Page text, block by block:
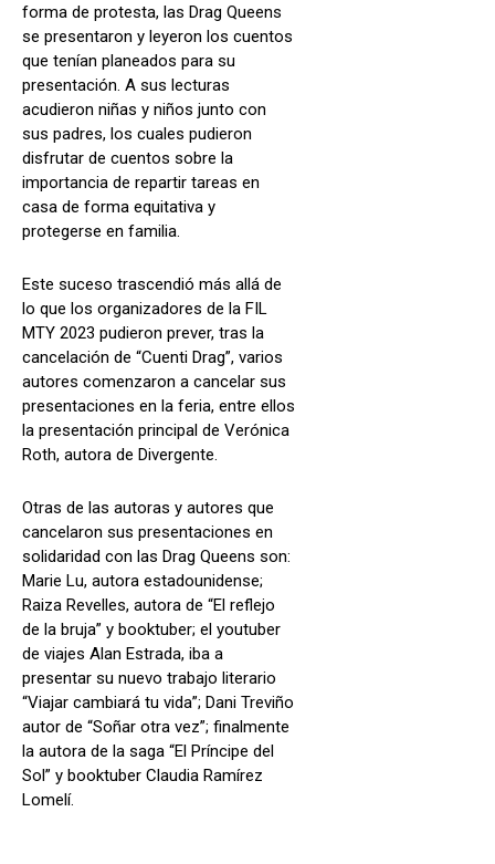
forma de protesta, las Drag Queens
se presentaron y leyeron los cuentos
que tenían planeados para su
presentación. A sus lecturas
acudieron niñas y niños junto con
sus padres, los cuales pudieron
disfrutar de cuentos sobre la
importancia de repartir tareas en
casa de forma equitativa y
protegerse en familia.
Este suceso trascendió más allá de
lo que los organizadores de la FIL
MTY 2023 pudieron prever, tras la
cancelación de “Cuenti Drag”, varios
autores comenzaron a cancelar sus
presentaciones en la feria, entre ellos
la presentación principal de Verónica
Roth, autora de Divergente.
Otras de las autoras y autores que
cancelaron sus presentaciones en
solidaridad con las Drag Queens son:
Marie Lu, autora estadounidense;
Raiza Revelles, autora de “El reflejo
de la bruja” y booktuber; el youtuber
de viajes Alan Estrada, iba a
presentar su nuevo trabajo literario
“Viajar cambiará tu vida”; Dani Treviño
autor de “Soñar otra vez”; finalmente
la autora de la saga “El Príncipe del
Sol” y booktuber Claudia Ramírez
Lomelí.